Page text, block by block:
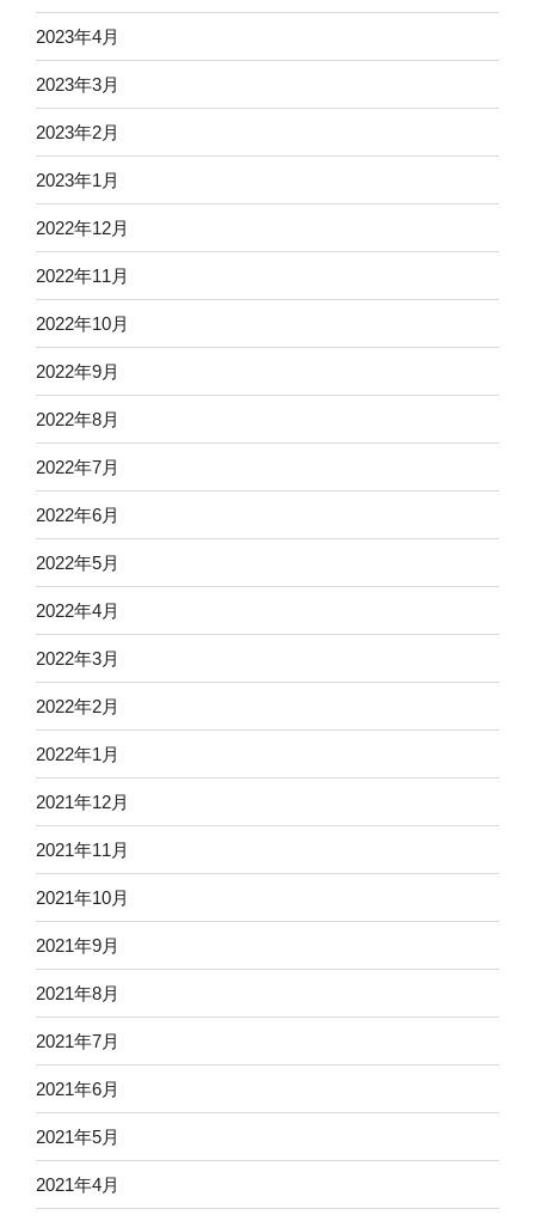
2023年4月
2023年3月
2023年2月
2023年1月
2022年12月
2022年11月
2022年10月
2022年9月
2022年8月
2022年7月
2022年6月
2022年5月
2022年4月
2022年3月
2022年2月
2022年1月
2021年12月
2021年11月
2021年10月
2021年9月
2021年8月
2021年7月
2021年6月
2021年5月
2021年4月